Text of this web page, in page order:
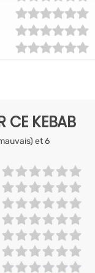
CE KEBAB
et 6